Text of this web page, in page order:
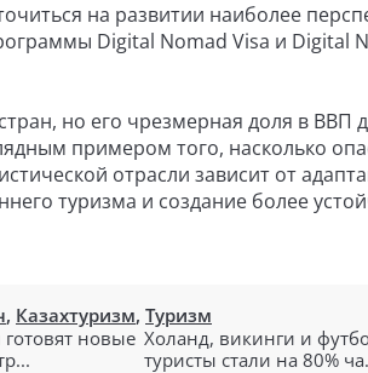
на развитии наиболее
Digital Nomad Visa и Digital
но его чрезмерная доля в ВВП
примером того, насколько
отрасли зависит от
туризма и создание более
, Казахтуризм, Туризм
готовят новые Холанд, викинги и
туристы стали на 80%